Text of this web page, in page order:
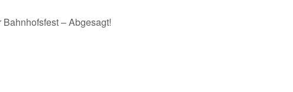
– Abgesagt!